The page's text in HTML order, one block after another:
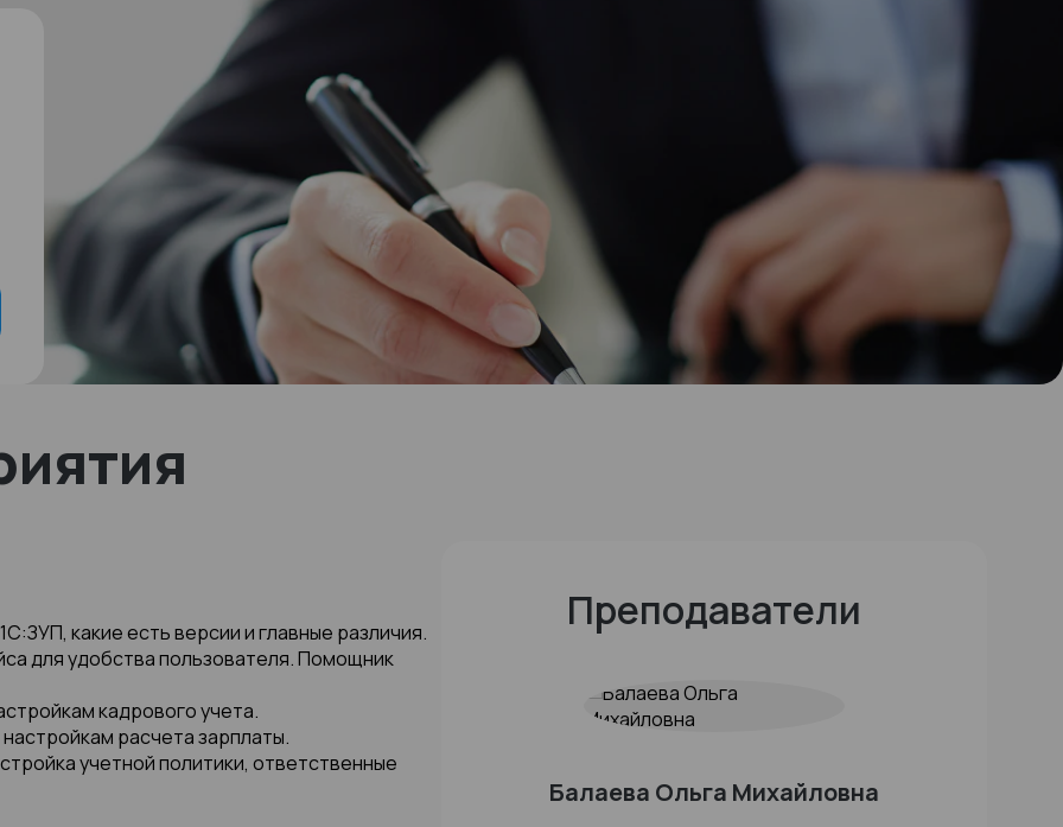
какие есть версии и главные различия.
для удобства пользователя. Помощник
кадрового учета.
расчета зарплаты.
учетной политики, ответственные
Преподаватели
Балаева Ольга Михайловна